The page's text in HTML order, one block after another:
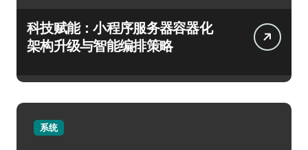
科技赋能：小程序服务器容器化
架构升级与智能编排策略
系统